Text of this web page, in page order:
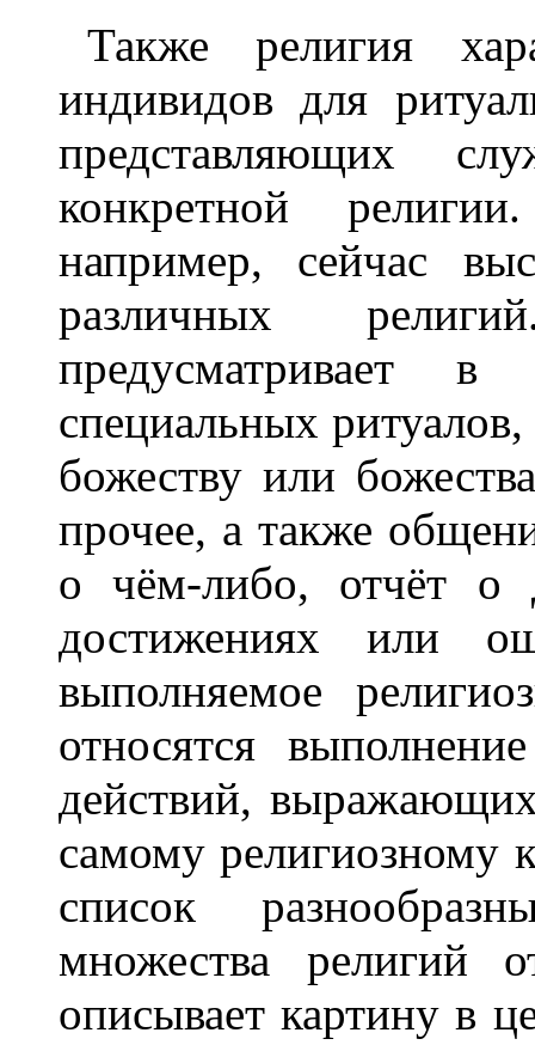
Также религия
индивидов для
представляющих
конкретной
например, сейчас
различных
предусматривает
специальных
божеству или
прочее, а также
о чём-либо, отчёт о
достижениях или
выполняемое
относятся
действий,
самому религиозному
список
множества
описывает картину в